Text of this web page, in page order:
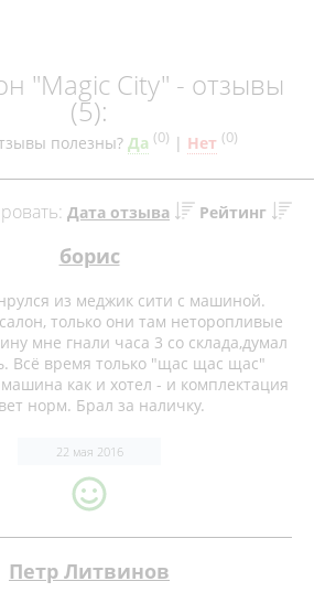
"Magic City" - отзывы
(5):
полезны? Да (0) | Нет (0)
Дата отзыва Рейтинг
борис
из меджик сити с машиной.
только они там неторопливые
мне гнали часа 3 со склада,думал
Всё время только "щас щас щас"
как и хотел - и комплектация
норм. Брал за наличку.
22 мая 2016
Петр Литвинов